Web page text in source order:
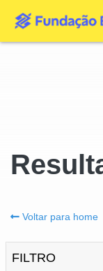
Voltar para home
FILTRO